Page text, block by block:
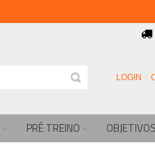
LOGIN
PRÉ TREINO OBJETIVOS